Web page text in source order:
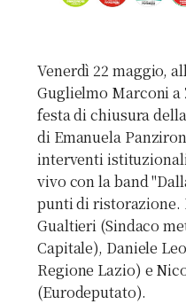
Venerdì 22 maggio,
Guglielmo Marconi a
festa di chiusura
di Emanuela
interventi
vivo con la band
punti di
Gualtieri (Sindaco
Capitale), Daniele
Regione Lazio) e
(Eurodeputato).